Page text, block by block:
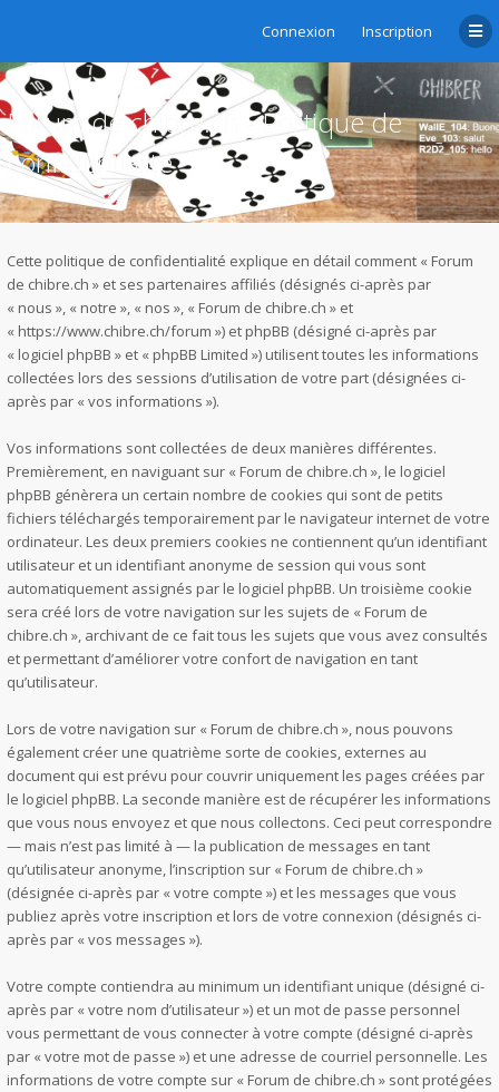
Connexion Inscription
Forum de chibre.ch - Politique de
confidentialité
Cette politique de confidentialité explique en détail comment « Forum
de chibre.ch » et ses partenaires affiliés (désignés ci-après par
« nous », « notre », « nos », « Forum de chibre.ch » et
« https://www.chibre.ch/forum ») et phpBB (désigné ci-après par
« logiciel phpBB » et « phpBB Limited ») utilisent toutes les informations
collectées lors des sessions d’utilisation de votre part (désignées ci-
après par « vos informations »).
Vos informations sont collectées de deux manières différentes.
Premièrement, en naviguant sur « Forum de chibre.ch », le logiciel
phpBB génèrera un certain nombre de cookies qui sont de petits
fichiers téléchargés temporairement par le navigateur internet de votre
ordinateur. Les deux premiers cookies ne contiennent qu’un identifiant
utilisateur et un identifiant anonyme de session qui vous sont
automatiquement assignés par le logiciel phpBB. Un troisième cookie
sera créé lors de votre navigation sur les sujets de « Forum de
chibre.ch », archivant de ce fait tous les sujets que vous avez consultés
et permettant d’améliorer votre confort de navigation en tant
qu’utilisateur.
Lors de votre navigation sur « Forum de chibre.ch », nous pouvons
également créer une quatrième sorte de cookies, externes au
document qui est prévu pour couvrir uniquement les pages créées par
le logiciel phpBB. La seconde manière est de récupérer les informations
que vous nous envoyez et que nous collectons. Ceci peut correspondre
— mais n’est pas limité à — la publication de messages en tant
qu’utilisateur anonyme, l’inscription sur « Forum de chibre.ch »
(désignée ci-après par « votre compte ») et les messages que vous
publiez après votre inscription et lors de votre connexion (désignés ci-
après par « vos messages »).
Votre compte contiendra au minimum un identifiant unique (désigné ci-
après par « votre nom d’utilisateur ») et un mot de passe personnel
vous permettant de vous connecter à votre compte (désigné ci-après
par « votre mot de passe ») et une adresse de courriel personnelle. Les
informations de votre compte sur « Forum de chibre.ch » sont protégées